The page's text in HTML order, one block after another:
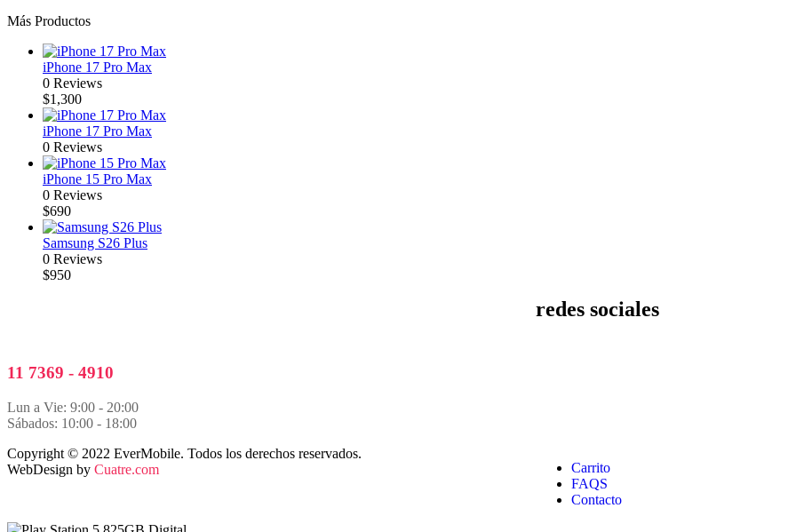
Más Productos
iPhone 17 Pro Max
0 Reviews
$1,300
iPhone 17 Pro Max
0 Reviews
iPhone 15 Pro Max
0 Reviews
$690
Samsung S26 Plus
0 Reviews
$950
11 7369 - 4910
Lun a Vie: 9:00 - 20:00
Sábados: 10:00 - 18:00
redes sociales
Copyright © 2022 EverMobile. Todos los derechos reservados.
WebDesign by Cuatre.com
Carrito
FAQS
Contacto